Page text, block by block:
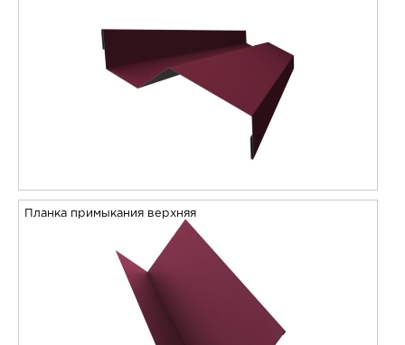
Планка примыкания верхняя